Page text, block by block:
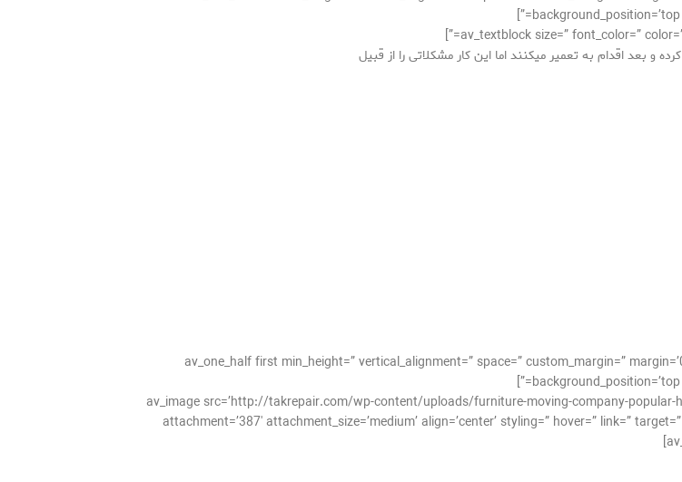
background_position=’top
و بعد اقدام به تعمیر میکنند اما این کار مشکلاتی را از قبیل
[av_one_half first min_height=” vertical_alignment=” space=” custom_margin=”
background_position=’top
[av_image src=’http://takrepair.com/wp-content/uploads/furniture-moving-company-
attachment=’387′ attachment_size=’medium’ align=’center’ styling=” hover=” link=”